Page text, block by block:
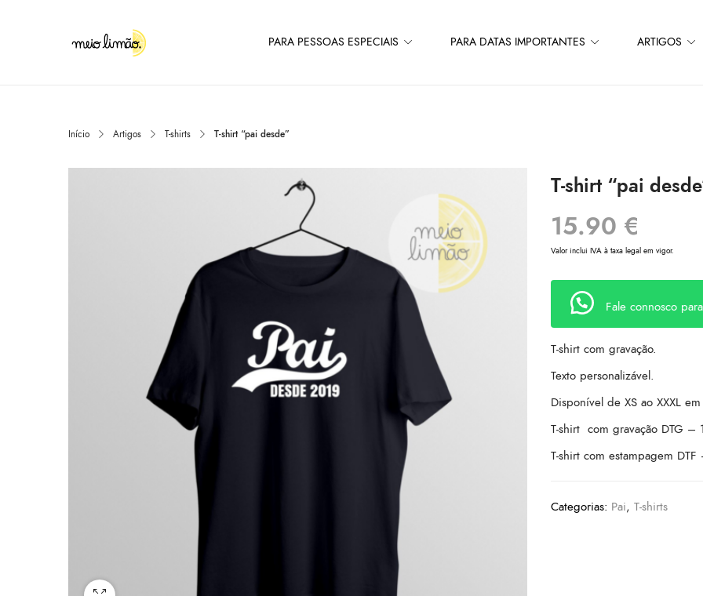
PARA PESSOAS ESPECIAIS PARA DATAS IMPORTANTES ARTIGOS
Início Artigos T-shirts T-shirt “pai desde”
T-shirt “pai
15.90 €
Valor inclui IVA à taxa legal em vigor.
Fale connosco
T-shirt com gravação.
Texto personalizável.
Disponível de XS ao XXXL
T-shirt com gravação DTG –
T-shirt com estampagem
Categorias: Pai, T-shirts